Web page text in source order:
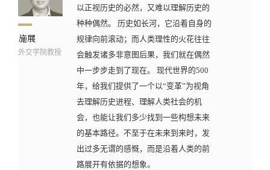
外交学院教授
以正视历史的必然，又难以理解历史的
种种偶然。 历史如长河，它沿着自身的
规律向前滚动；而人类理性的火花往往
会触发诸多非意图后果，我们就在偶然
中一步步走到了现在。 现代世界的500
年，给我们提供了一个以“变革”为视角
去理解历史进程、理解人类社会的机
会，也能让我们多少找到一些构想未来
的基本路径。不至于在未来到来时，发
出过多无谓的感慨，而是沿着人类的前
路展开有依据的想象。